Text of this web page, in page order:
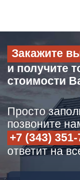
Закажите
и получите
стоимости
Просто
позвоните
+7 (343)
ответит на